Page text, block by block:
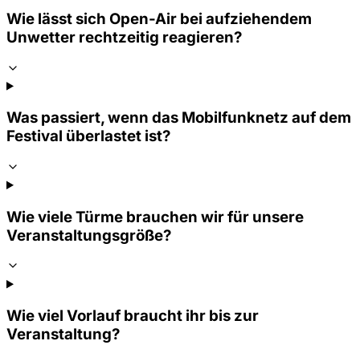
Wie lässt sich Open-Air bei aufziehendem
Unwetter rechtzeitig reagieren?
Was passiert, wenn das Mobilfunknetz auf dem
Festival überlastet ist?
Wie viele Türme brauchen wir für unsere
Veranstaltungsgröße?
Wie viel Vorlauf braucht ihr bis zur
Veranstaltung?